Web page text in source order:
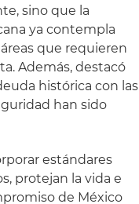
sino que la
ya contempla
que requieren
Además, destacó
histórica con las
han sido
estándares
protejan la vida e
de México